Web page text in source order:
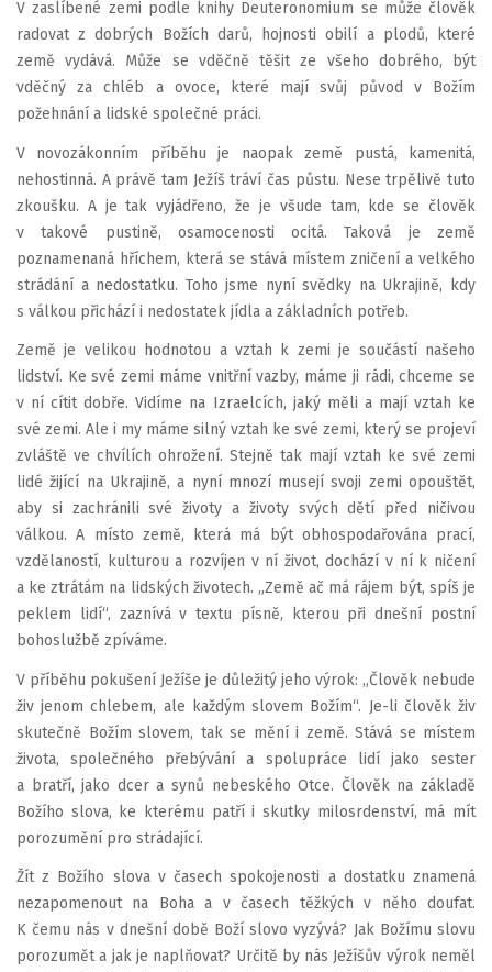
V zaslíbené zemi podle knihy Deuteronomium se může člověk
radovat z dobrých Božích darů, hojnosti obilí a plodů, které
země vydává. Může se vděčně těšit ze všeho dobrého, být
vděčný za chléb a ovoce, které mají svůj původ v Božím
požehnání a lidské společné práci.
V novozákonním příběhu je naopak země pustá, kamenitá,
nehostinná. A právě tam Ježíš tráví čas půstu. Nese trpělivě tuto
zkoušku. A je tak vyjádřeno, že je všude tam, kde se člověk
v takové pustině, osamocenosti ocitá. Taková je země
poznamenaná hříchem, která se stává místem zničení a velkého
strádání a nedostatku. Toho jsme nyní svědky na Ukrajině, kdy
s válkou přichází i nedostatek jídla a základních potřeb.
Země je velikou hodnotou a vztah k zemi je součástí našeho
lidství. Ke své zemi máme vnitřní vazby, máme ji rádi, chceme se
v ní cítit dobře. Vidíme na Izraelcích, jaký měli a mají vztah ke
své zemi. Ale i my máme silný vztah ke své zemi, který se projeví
zvláště ve chvílích ohrožení. Stejně tak mají vztah ke své zemi
lidé žijící na Ukrajině, a nyní mnozí musejí svoji zemi opouštět,
aby si zachránili své životy a životy svých dětí před ničivou
válkou. A místo země, která má být obhospodařována prací,
vzdělaností, kulturou a rozvíjen v ní život, dochází v ní k ničení
a ke ztrátám na lidských životech. „Země ač má rájem být, spíš je
peklem lidí“, zaznívá v textu písně, kterou při dnešní postní
bohoslužbě zpíváme.
V příběhu pokušení Ježíše je důležitý jeho výrok: „Člověk nebude
živ jenom chlebem, ale každým slovem Božím“. Je-li člověk živ
skutečně Božím slovem, tak se mění i země. Stává se místem
života, společného přebývání a spolupráce lidí jako sester
a bratří, jako dcer a synů nebeského Otce. Člověk na základě
Božího slova, ke kterému patří i skutky milosrdenství, má mít
porozumění pro strádající.
Žít z Božího slova v časech spokojenosti a dostatku znamená
nezapomenout na Boha a v časech těžkých v něho doufat.
K čemu nás v dnešní době Boží slovo vyzývá? Jak Božímu slovu
porozumět a jak je naplňovat? Určitě by nás Ježíšův výrok neměl